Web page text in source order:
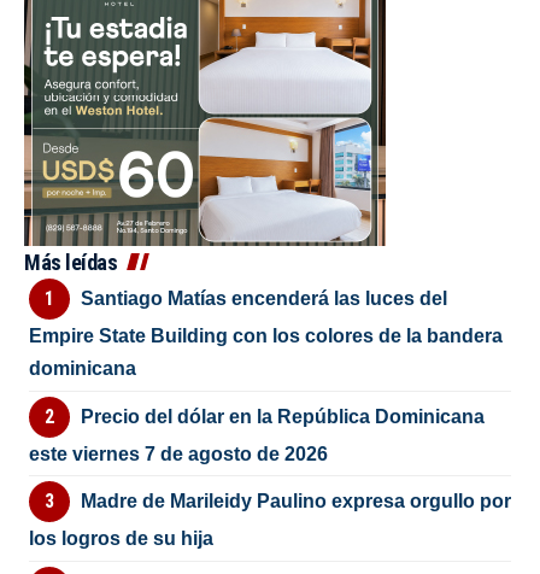
Más leídas
Santiago Matías encenderá las luces del
Empire State Building con los colores de la bandera
dominicana
Precio del dólar en la República Dominicana
este viernes 7 de agosto de 2026
Madre de Marileidy Paulino expresa orgullo por
los logros de su hija